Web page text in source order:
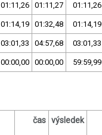
01:11,26 01:11,27 01:11,26
01:14,19 01:32,48 01:14,19
03:01,33 04:57,68 03:01,33
00:00,00 00:00,00 59:59,99
čas výsledek